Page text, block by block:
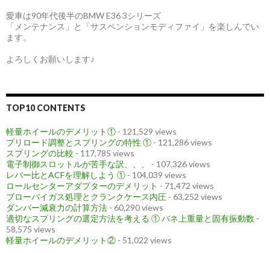
愛車は90年代後半のBMW E36 3シリーズ
「メンテナンス」と「サスペンションモディファイ」を楽しんでい
ます。
よろしくお願いします♪
TOP10 CONTENTS
軽量ホイールのデメリット① - 121,529 views
プリロード調整とスプリングの特性 ① - 121,286 views
スプリングの比較 - 117,785 views
電子制御スロットルが苦手な訳、、、
- 107,326 views
レバー比とACFを理解しよう ① - 104,039 views
ロールセンターアダプターのデメリット - 71,472 views
ブローバイガス処理とクランクケース内圧 - 63,252 views
ダンパー減衰力の計算方法 - 60,290 views
適切なスプリングの選定方法を考える ① バネ上重量と固有振動数 -
58,575 views
軽量ホイールのデメリット② - 51,022 views